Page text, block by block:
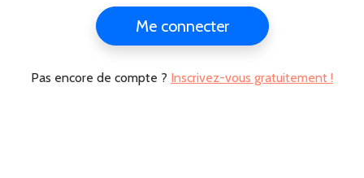
Me connecter
Pas encore de compte ? Inscrivez-vous gratuitement !